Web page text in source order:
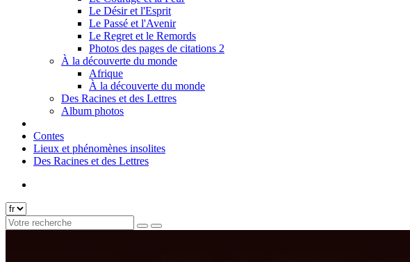
Le Désir et l'Esprit
Le Passé et l'Avenir
Le Regret et le Remords
Photos des pages de citations 2
À la découverte du monde
Afrique
À la découverte du monde
Des Racines et des Lettres
Album photos
Contes
Lieux et phénomènes insolites
Des Racines et des Lettres